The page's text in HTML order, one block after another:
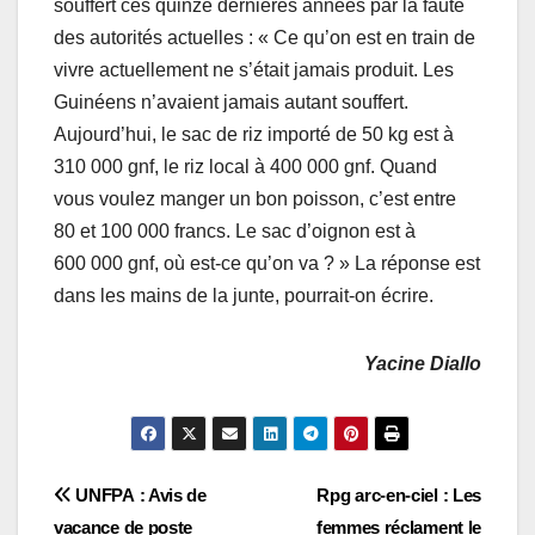
souffert ces quinze dernières années par la faute
des autorités actuelles : « Ce qu’on est en train de
vivre actuellement ne s’était jamais produit. Les
Guinéens n’avaient jamais autant souffert.
Aujourd’hui, le sac de riz importé de 50 kg est à
310 000 gnf, le riz local à 400 000 gnf. Quand
vous voulez manger un bon poisson, c’est entre
80 et 100 000 francs. Le sac d’oignon est à
600 000 gnf, où est-ce qu’on va ? » La réponse est
dans les mains de la junte, pourrait-on écrire.
Yacine Diallo
Navigation
Rpg arc-en-ciel : Les
femmes réclament le
UNFPA : Avis de
vacance de poste